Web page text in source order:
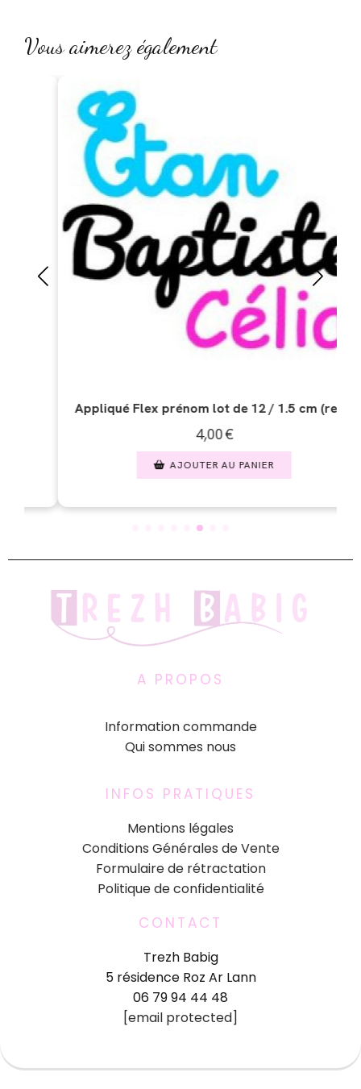
Vous aimerez également
de 12 / 1.5 cm (ref1) Appliqué Flex tête de mort
AJOUTER AU
A PROPOS
Information commande
Qui sommes nous
INFOS PRATIQUES
Mentions légales
Conditions Générales de Vente
Formulaire de rétractation
Politique de confidentialité
CONTACT
Trezh Babig
5 résidence Roz Ar Lann
06 79 94 44 48
[email protected]